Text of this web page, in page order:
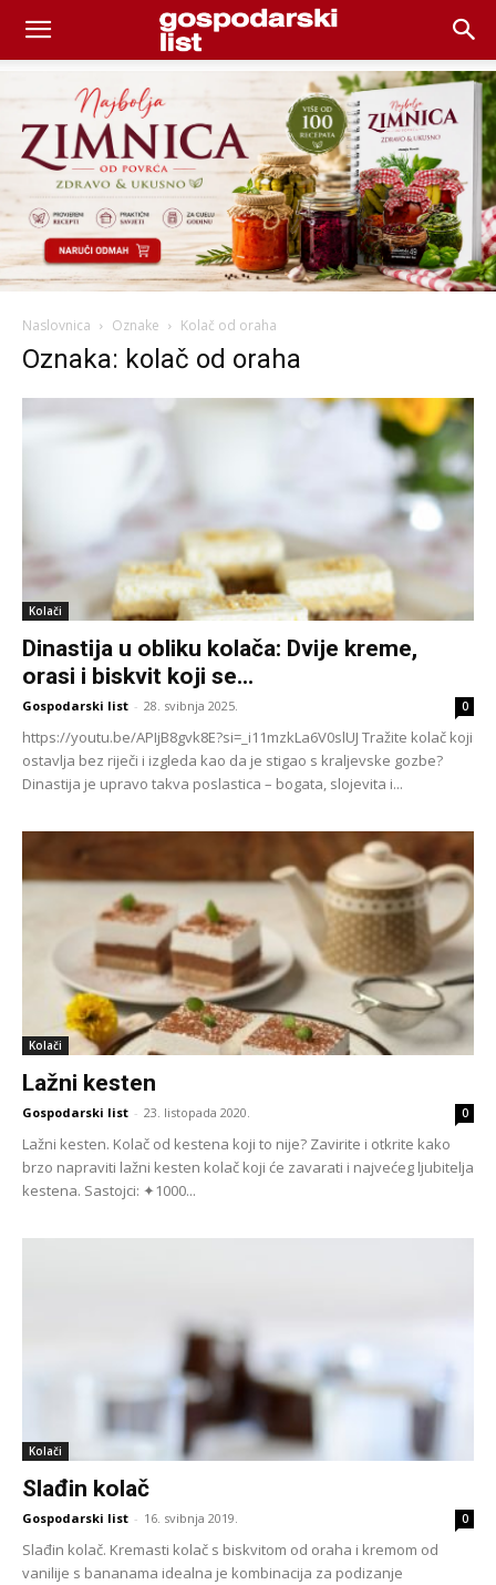
Naslovnica Oznake Kolač od oraha
Oznaka: kolač od oraha
Kolači
Dinastija u obliku kolača: Dvije kreme,
orasi i biskvit koji se...
Gospodarski list - 28. svibnja 2025. 0
https://youtu.be/APIjB8gvk8E?si=_i11mzkLa6V0slUJ Tražite kolač koji
ostavlja bez riječi i izgleda kao da je stigao s kraljevske gozbe?
Dinastija je upravo takva poslastica – bogata, slojevita i...
Kolači
Lažni kesten
Gospodarski list - 23. listopada 2020. 0
Lažni kesten. Kolač od kestena koji to nije? Zavirite i otkrite kako
brzo napraviti lažni kesten kolač koji će zavarati i najvećeg ljubitelja
kestena. Sastojci: ✦1000...
Kolači
Slađin kolač
Gospodarski list - 16. svibnja 2019. 0
Slađin kolač. Kremasti kolač s biskvitom od oraha i kremom od
vanilije s bananama idealna je kombinacija za podizanje